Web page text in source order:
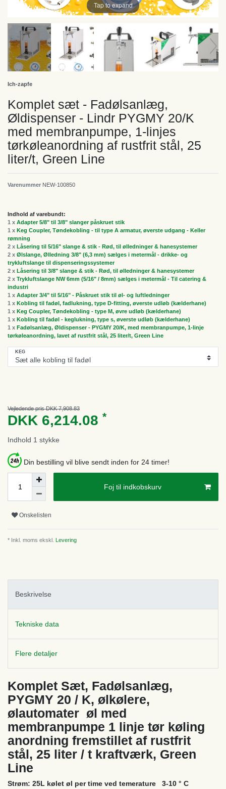
Tap to expand
Ich-zapfe
Komplet sæt - Fadølsanlæg,
Øldispenser - Lindr PYGMY 20/K
med membranpumpe, 1-linjes
tørkøleanordning af rustfrit stål, 25
liter/t, Green Line
Varenummer NEW-100850
Indhold af varebundt:
1 x Adapter 5/8" til 3/8" slanger påskruet stik
1 x Keg Coupler, Tøndekobling - til type A armatur, øverste udgang - Keller
rømning
2 x Låsering til 5/16" slange & stik - Rød, til ølledninger & hanesystemer
2 x Ølslange, Ølledning 3/8" (6,3 mm) sælges i metermål - drikke- og
trykluftslange til dispenseringssystemer
2 x Låsering til 3/8" slange & stik - Rød, til ølledninger & hanesystemer
2 x Trykluftslange NW 6mm (5/16" / 8mm) sælges i metermål - Til catering &
industri
1 x Adapter 3/4" til 5/16" - Påskruet stik til øl- og luftledninger
1 x Kobling til fadøl, fadlukning, type D-fitting, øverste udløb (kælderhane)
1 x Keg Coupler, Tøndekobling - type M, øvre udløb (kælderhane)
1 x Kobling til fadøl - keglukning, type s, øverste udløb (kælderhane)
1 x Fadølsanlæg, Øldispenser - PYGMY 20/K, med membranpumpe, 1-linje
tørkøleanordning, lavet af rustfrit stål, 25 liter/t, Green Line
KEG
Vejledende pris DKK 7,908.83
DKK 6,214.08 *
Indhold 1 stykke
Din bestilling vil blive sendt inden for 24 timer!
Foj til indkobskurv
Onskelisten
* Inkl. moms ekskl. Levering
Beskrivelse
Tekniske data
Flere detaljer
Komplet Sæt, Fadølsanlæg,
PYGMY 20 / K, ølkølere,
ølautomater øl med
membranpumpe 1 linje tør køling
anordning fremstillet af rustfrit
stål, 25 liter / t kraftværk, Green
Line
Strøm: 25L kølet øl per time ved temerature 3-10 ° C